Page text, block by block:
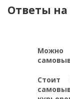
Ответы на